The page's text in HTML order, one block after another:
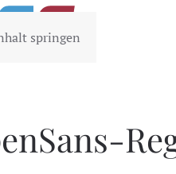
springen